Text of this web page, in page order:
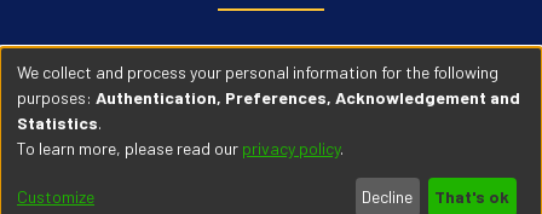
Recibe notificaciones sobre nuevas publicaciones y eventos
relacionados con el repositorio. ingresa Aqui →
We collect and process your personal information for the following
purposes: Authentication, Preferences, Acknowledgement and
Statistics.
To learn more, please read our privacy policy.
Customize Decline That's ok